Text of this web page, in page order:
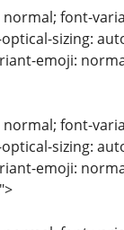
font-
sizing:
emoji:
font-
sizing:
emoji: